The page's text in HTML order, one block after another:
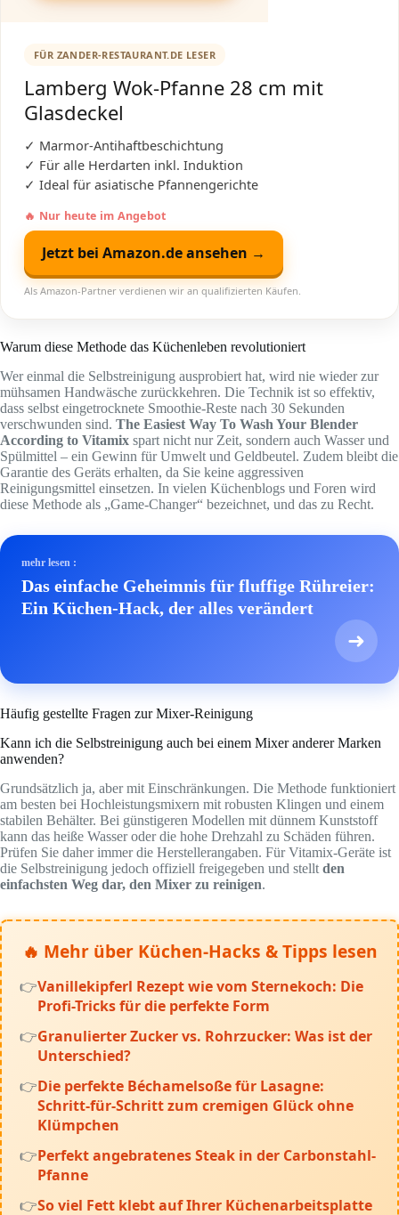
FÜR ZANDER-RESTAURANT.DE LESER
Lamberg Wok-Pfanne 28 cm mit
Glasdeckel
✓ Marmor-Antihaftbeschichtung
✓ Für alle Herdarten inkl. Induktion
✓ Ideal für asiatische Pfannengerichte
🔥 Nur heute im Angebot
Jetzt bei Amazon.de ansehen →
Als Amazon-Partner verdienen wir an qualifizierten Käufen.
Warum diese Methode das Küchenleben revolutioniert
Wer einmal die Selbstreinigung ausprobiert hat, wird nie wieder zur
mühsamen Handwäsche zurückkehren. Die Technik ist so effektiv,
dass selbst eingetrocknete Smoothie-Reste nach 30 Sekunden
verschwunden sind. The Easiest Way To Wash Your Blender
According to Vitamix spart nicht nur Zeit, sondern auch Wasser und
Spülmittel – ein Gewinn für Umwelt und Geldbeutel. Zudem bleibt die
Garantie des Geräts erhalten, da Sie keine aggressiven
Reinigungsmittel einsetzen. In vielen Küchenblogs und Foren wird
diese Methode als „Game-Changer“ bezeichnet, und das zu Recht.
mehr lesen :
Das einfache Geheimnis für fluffige Rühreier:
Ein Küchen-Hack, der alles verändert
➜
Häufig gestellte Fragen zur Mixer-Reinigung
Kann ich die Selbstreinigung auch bei einem Mixer anderer Marken
anwenden?
Grundsätzlich ja, aber mit Einschränkungen. Die Methode funktioniert
am besten bei Hochleistungsmixern mit robusten Klingen und einem
stabilen Behälter. Bei günstigeren Modellen mit dünnem Kunststoff
kann das heiße Wasser oder die hohe Drehzahl zu Schäden führen.
Prüfen Sie daher immer die Herstellerangaben. Für Vitamix-Geräte ist
die Selbstreinigung jedoch offiziell freigegeben und stellt den
einfachsten Weg dar, den Mixer zu reinigen.
🔥 Mehr über Küchen-Hacks & Tipps lesen
Vanillekipferl Rezept wie vom Sternekoch: Die
Profi-Tricks für die perfekte Form
Granulierter Zucker vs. Rohrzucker: Was ist der
Unterschied?
Die perfekte Béchamelsoße für Lasagne:
Schritt-für-Schritt zum cremigen Glück ohne
Klümpchen
Perfekt angebratenes Steak in der Carbonstahl-
Pfanne
So viel Fett klebt auf Ihrer Küchenarbeitsplatte